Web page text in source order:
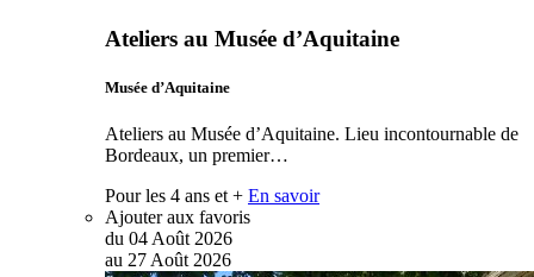
Ateliers au Musée d’Aquitaine
Musée d’Aquitaine
Ateliers au Musée d’Aquitaine. Lieu incontournable de
Bordeaux, un premier…
Pour les 4 ans et + En savoir
Ajouter aux favoris
du 04 Août 2026
au 27 Août 2026